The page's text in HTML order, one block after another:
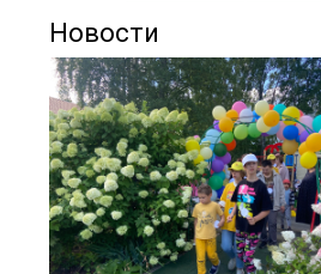
Новости